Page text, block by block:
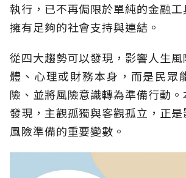
執行，已不再侷限於單純的金融
擁有足夠的社會支持與連結。
從四大趨勢可以發現，影響人生
體、心理或財務本身，而是民眾
險、並將風險意識轉為準備行動
發現，主觀孤獨與客觀孤立，正
風險準備的重要變數。